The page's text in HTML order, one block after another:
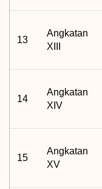
13
Angkatan
XIII
14
Angkatan
XIV
15
Angkatan
XV